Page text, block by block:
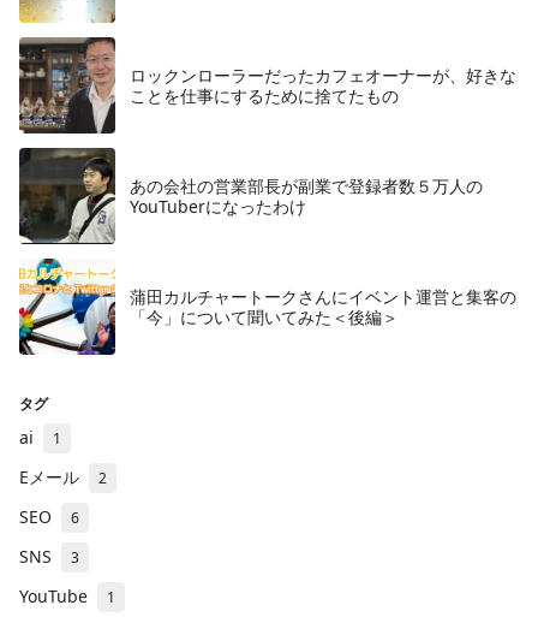
ロックンローラーだったカフェオーナーが、好きな
ことを仕事にするために捨てたもの
あの会社の営業部長が副業で登録者数５万人の
YouTuberになったわけ
蒲田カルチャートークさんにイベント運営と集客の
「今」について聞いてみた＜後編＞
タグ
ai 1
Eメール 2
SEO 6
SNS 3
YouTube 1